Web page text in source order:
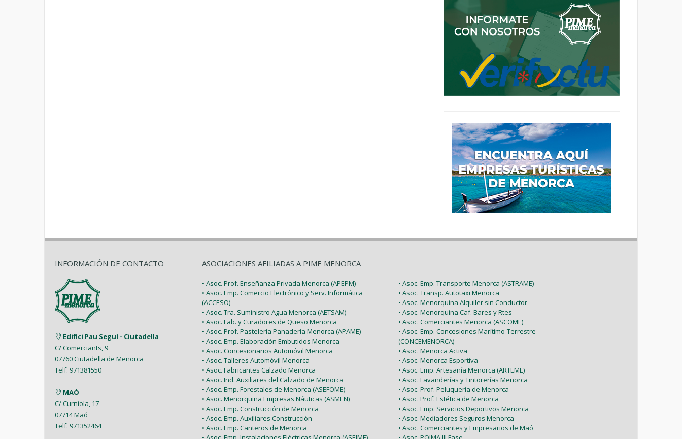
INFORMACIÓN DE CONTACTO
Edifici Pau Seguí - Ciutadella
C/ Comerciants, 9
07760 Ciutadella de Menorca
Telf. 971381550
MAÓ
C/ Curniola, 17
07714 Maó
Telf. 971352464
ASOCIACIONES AFILIADAS A PIME MENORCA
• Asoc. Prof. Enseñanza Privada Menorca (APEPM)
• Asoc. Emp. Comercio Electrónico y Serv. Informática
(ACCESO)
• Asoc. Tra. Suministro Agua Menorca (AETSAM)
• Asoc. Fab. y Curadores de Queso Menorca
• Asoc. Prof. Pastelería Panadería Menorca (APAME)
• Asoc. Emp. Elaboración Embutidos Menorca
• Asoc. Concesionarios Automóvil Menorca
• Asoc. Talleres Automóvil Menorca
• Asoc. Fabricantes Calzado Menorca
• Asoc. Ind. Auxiliares del Calzado de Menorca
• Asoc. Emp. Forestales de Menorca (ASEFOME)
• Asoc. Menorquina Empresas Náuticas (ASMEN)
• Asoc. Emp. Construcción de Menorca
• Asoc. Emp. Auxiliares Construcción
• Asoc. Emp. Canteros de Menorca
• Asoc. Emp. Transporte Menorca (ASTRAME)
• Asoc. Transp. Autotaxi Menorca
• Asoc. Menorquina Alquiler sin Conductor
• Asoc. Menorquina Caf. Bares y Rtes
• Asoc. Comerciantes Menorca (ASCOME)
• Asoc. Emp. Concesiones Marítimo-Terrestre
(CONCEMENORCA)
• Asoc. Menorca Activa
• Asoc. Menorca Esportiva
• Asoc. Emp. Artesanía Menorca (ARTEME)
• Asoc. Lavanderías y Tintorerías Menorca
• Asoc. Prof. Peluquería de Menorca
• Asoc. Prof. Estética de Menorca
• Asoc. Emp. Servicios Deportivos Menorca
• Asoc. Mediadores Seguros Menorca
• Asoc. Comerciantes y Empresarios de Maó